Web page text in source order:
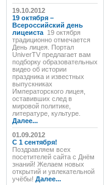
19.10.2012
19 октября –
Всероссийский день
лицеиста 19 октября
традиционно отмечается
День лицея. Портал
UniverTV предлагает вам
подборку образовательных
видео об истории
праздника и известных
выпускниках
Императорского лицея,
оставивших след в
мировой политике,
литературе, культуре.
Далее...
01.09.2012
C 1 сентября!
Поздравляем всех
посетителей сайта с Днём
знаний! Желаем новых
открытий и увлекательной
учёбы! Далее...